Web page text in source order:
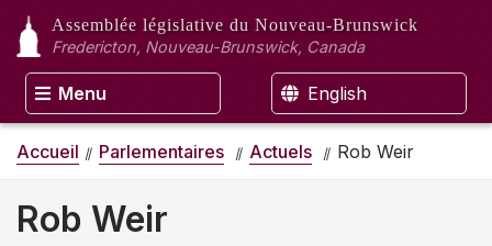
Assemblée législative du Nouveau-Brunswick
Fredericton, Nouveau-Brunswick, Canada
Menu English
Accueil Parlementaires Actuels Rob Weir
Rob Weir